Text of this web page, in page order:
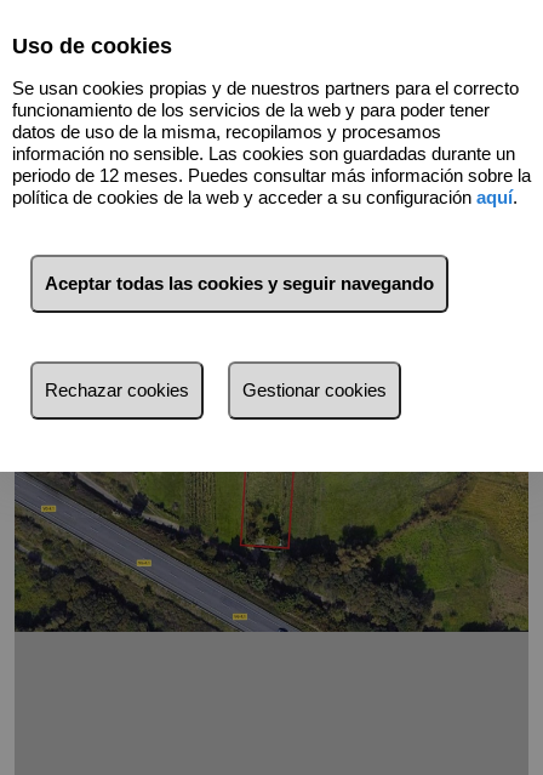
Volver
Uso de cookies
Se usan cookies propias y de nuestros partners para el correcto
funcionamiento de los servicios de la web y para poder tener
datos de uso de la misma, recopilamos y procesamos
información no sensible. Las cookies son guardadas durante un
periodo de 12 meses. Puedes consultar más información sobre la
política de cookies de la web y acceder a su configuración aquí.
Aceptar todas las cookies y seguir navegando
Rechazar cookies Gestionar cookies